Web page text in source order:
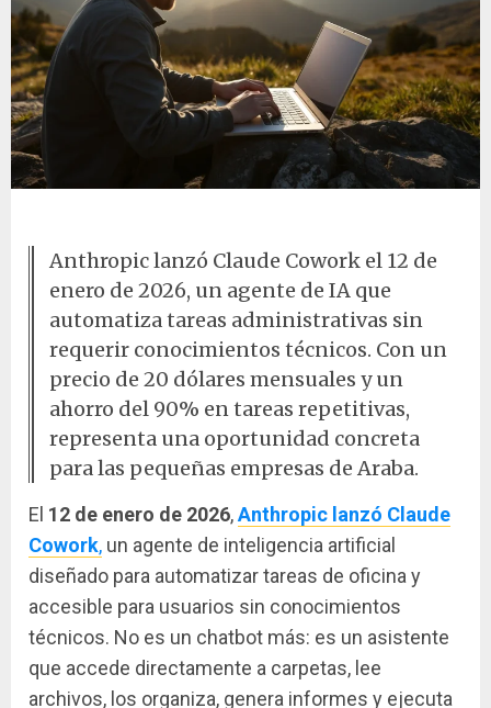
Anthropic lanzó Claude Cowork el 12 de
enero de 2026, un agente de IA que
automatiza tareas administrativas sin
requerir conocimientos técnicos. Con un
precio de 20 dólares mensuales y un
ahorro del 90% en tareas repetitivas,
representa una oportunidad concreta
para las pequeñas empresas de Araba.
El 12 de enero de 2026,Anthropic lanzó Claude
Cowork, un agente de inteligencia artificial
diseñado para automatizar tareas de oficina y
accesible para usuarios sin conocimientos
técnicos. No es un chatbot más: es un asistente
que accede directamente a carpetas, lee
archivos, los organiza, genera informes y ejecuta